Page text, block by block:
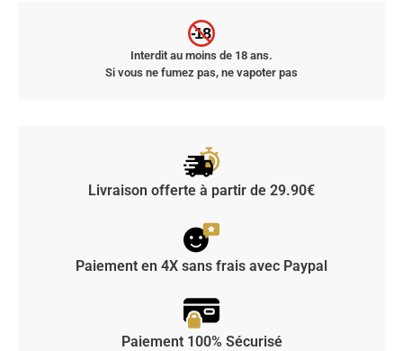
-18
Interdit au moins de 18 ans.
Si vous ne fumez pas, ne vapoter pas
Livraison offerte à partir de 29.90€
Paiement en 4X sans frais avec Paypal
Paiement 100% Sécurisé